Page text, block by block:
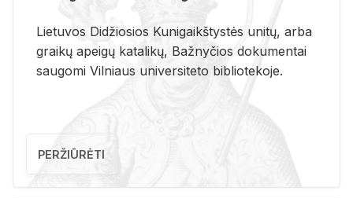
Lietuvos Didžiosios Kunigaikštystės unitų, arba
graikų apeigų katalikų, Bažnyčios dokumentai
saugomi Vilniaus universiteto bibliotekoje.
PERŽIŪRĖTI